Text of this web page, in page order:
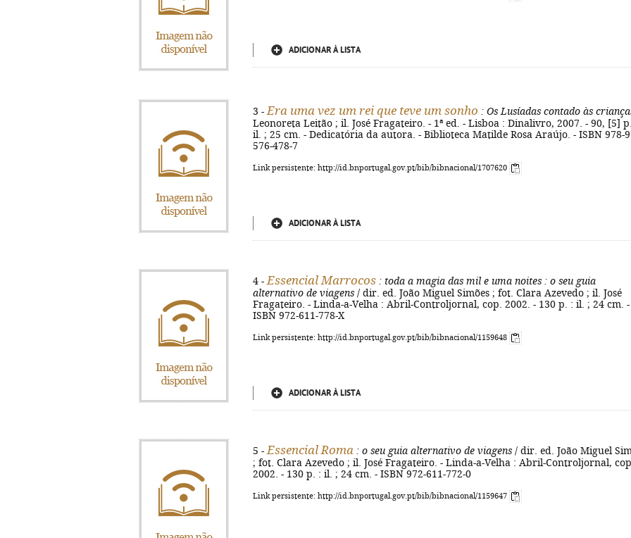
ADICIONAR À LISTA
3 - Era uma vez um rei que teve um sonho : Os Lusíadas contado às
Leonoreta Leitão ; il. José Fragateiro. - 1ª ed. - Lisboa : Dinalivro, 2007. - 90, [5]
il. ; 25 cm. - Dedicatória da autora. - Biblioteca Matilde Rosa Araújo. - ISBN 978-
576-478-7
Link persistente: http://id.bnportugal.gov.pt/bib/bibnacional/1707620
ADICIONAR À LISTA
4 - Essencial Marrocos : toda a magia das mil e uma noites : o seu guia
alternativo de viagens / dir. ed. João Miguel Simões ; fot. Clara Azevedo ; il. José
Fragateiro. - Linda-a-Velha : Abril-Controljornal, cop. 2002. - 130 p. : il. ; 24 cm. -
ISBN 972-611-778-X
Link persistente: http://id.bnportugal.gov.pt/bib/bibnacional/1159648
ADICIONAR À LISTA
5 - Essencial Roma : o seu guia alternativo de viagens / dir. ed. João Miguel
; fot. Clara Azevedo ; il. José Fragateiro. - Linda-a-Velha : Abril-Controljornal, cop.
2002. - 130 p. : il. ; 24 cm. - ISBN 972-611-772-0
Link persistente: http://id.bnportugal.gov.pt/bib/bibnacional/1159647